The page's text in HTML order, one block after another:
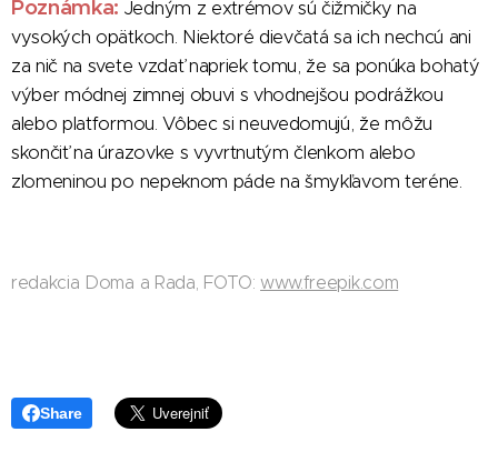
Poznámka: Jedným z extrémov sú čižmičky na
vysokých opätkoch. Niektoré dievčatá sa ich nechcú ani
za nič na svete vzdať napriek tomu, že sa ponúka bohatý
výber módnej zimnej obuvi s vhodnejšou podrážkou
alebo platformou. Vôbec si neuvedomujú, že môžu
skončiť na úrazovke s vyvrtnutým členkom alebo
zlomeninou po nepeknom páde na šmykľavom teréne.
redakcia Doma a Rada, FOTO:www.freepik.com
Share